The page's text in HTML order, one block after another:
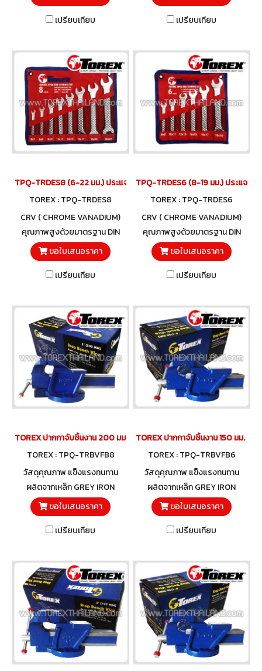
เปรียบเทียบ
เปรียบเทียบ
TPQ-TRDES8 (6-22 มม.) ประแจปากตายชุด 8 ตัว TOREX
TOREX : TPQ-TRDES8
CRV ( CHROME VANADIUM)
คุณภาพสูงด้วยมาตรฐาน DIN
3110 และวัสดุโครมวานาเดียม
ขอใบเสนอราคา
เปรียบเทียบ
TPQ-TRDES6 (8-19 มม.) ประแจปา
TOREX : TPQ-TRDES6
CRV ( CHROME VANADIUM)
คุณภาพสูงด้วยมาตรฐาน DIN
3110 และวัสดุโครมวานาเดียม
ขอใบเสนอราคา
เปรียบเทียบ
TOREX ปากกาจับชิ้นงาน 200 มม. (8")
TOREX : TPQ-TRBVFB8
วัสดุคุณภาพ แข็งแรงทนทาน
ผลิตจากเหล็ก GREY IRON
ขอใบเสนอราคา
เปรียบเทียบ
TOREX ปากกาจับชิ้นงาน 150 มม. (6")
TOREX : TPQ-TRBVFB6
วัสดุคุณภาพ แข็งแรงทนทาน
ผลิตจากเหล็ก GREY IRON
ขอใบเสนอราคา
เปรียบเทียบ